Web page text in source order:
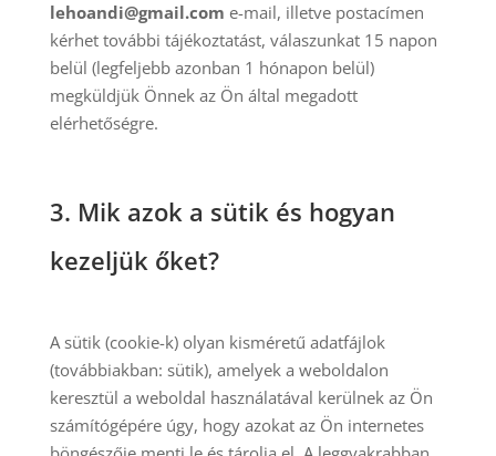
lehoandi@gmail.com e-mail, illetve postacímen
kérhet további tájékoztatást, válaszunkat 15 napon
belül (legfeljebb azonban 1 hónapon belül)
megküldjük Önnek az Ön által megadott
elérhetőségre.
3. Mik azok a sütik és hogyan
kezeljük őket?
A sütik (cookie-k) olyan kisméretű adatfájlok
(továbbiakban: sütik), amelyek a weboldalon
keresztül a weboldal használatával kerülnek az Ön
számítógépére úgy, hogy azokat az Ön internetes